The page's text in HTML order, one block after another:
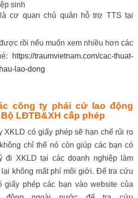
sinh
cơ quan chủ quản hỗ trợ TTS tại
rồi nếu muốn xem nhiều hơn các
https://traumvietnam.com/cac-thuat-
lao-dong
công ty phái cử lao động
LĐTB&XH cấp phép
XKLD có giấy phép sẽ hạn chế rủi ro
chỉ thế nó còn giúp các bạn có
đi XKLD tại các doanh nghiệp làm
không mất phí môi giới. Để tra cứu
phép các bạn vào website của